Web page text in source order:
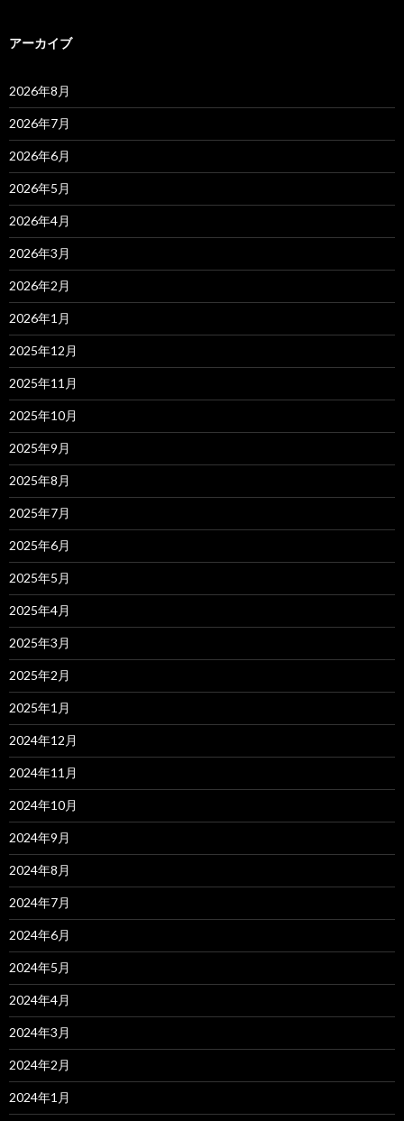
アーカイブ
2026年8月
2026年7月
2026年6月
2026年5月
2026年4月
2026年3月
2026年2月
2026年1月
2025年12月
2025年11月
2025年10月
2025年9月
2025年8月
2025年7月
2025年6月
2025年5月
2025年4月
2025年3月
2025年2月
2025年1月
2024年12月
2024年11月
2024年10月
2024年9月
2024年8月
2024年7月
2024年6月
2024年5月
2024年4月
2024年3月
2024年2月
2024年1月